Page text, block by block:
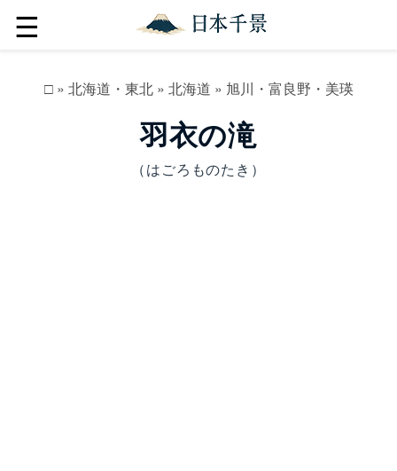
☰
□» 北海道・東北» 北海道 » 旭川・富良野・美瑛
羽衣の滝
（はごろものたき）